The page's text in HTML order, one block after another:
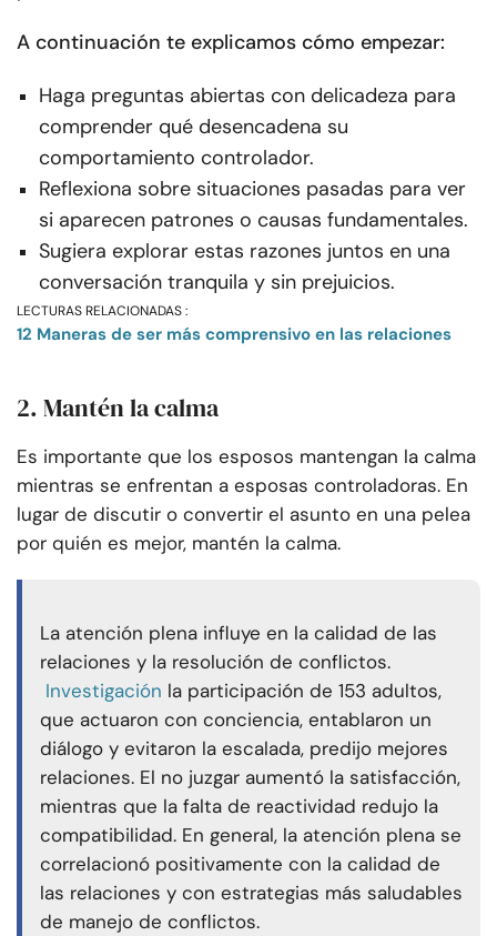
A continuación te explicamos cómo empezar:
Haga preguntas abiertas con delicadeza para
comprender qué desencadena su
comportamiento controlador.
Reflexiona sobre situaciones pasadas para ver
si aparecen patrones o causas fundamentales.
Sugiera explorar estas razones juntos en una
conversación tranquila y sin prejuicios.
LECTURAS RELACIONADAS :
12 Maneras de ser más comprensivo en las relaciones
2. Mantén la calma
Es importante que los esposos mantengan la calma
mientras se enfrentan a esposas controladoras. En
lugar de discutir o convertir el asunto en una pelea
por quién es mejor, mantén la calma.
La atención plena influye en la calidad de las
relaciones y la resolución de conflictos.
Investigación la participación de 153 adultos,
que actuaron con conciencia, entablaron un
diálogo y evitaron la escalada, predijo mejores
relaciones. El no juzgar aumentó la satisfacción,
mientras que la falta de reactividad redujo la
compatibilidad. En general, la atención plena se
correlacionó positivamente con la calidad de
las relaciones y con estrategias más saludables
de manejo de conflictos.